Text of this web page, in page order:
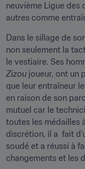
neuvième Ligue des
autres comme
Dans le sillage de
non seulement la
Zizou joueur, ont un
que leur entraîneur
en raison de son
mutuel car le
toutes les médailles
discrétion, il a  fait
soudé et a réussi à
changements et les